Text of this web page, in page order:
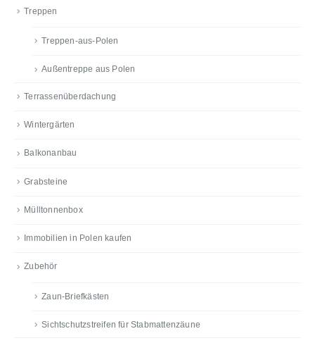
Treppen
Treppen-aus-Polen
Außentreppe aus Polen
Terrassenüberdachung
Wintergärten
Balkonanbau
Grabsteine
Mülltonnenbox
Immobilien in Polen kaufen
Zubehör
Zaun-Briefkästen
Sichtschutzstreifen für Stabmattenzäune